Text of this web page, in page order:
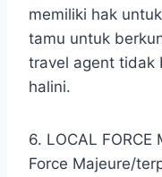
memiliki hak
tamu untuk
travel agent tidak
halini.
6. LOCAL FORCE
Force Majeure/